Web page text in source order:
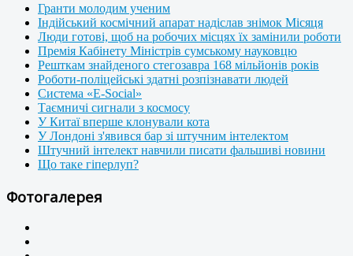
Гранти молодим ученим
Індійський космічний апарат надіслав знімок Місяця
Люди готові, щоб на робочих місцях їх замінили роботи
Премія Кабінету Міністрів сумському науковцю
Решткам знайденого стегозавра 168 мільйонів років
Роботи-поліцейські здатні розпізнавати людей
Система «E-Social»
Таємничі сигнали з космосу
У Китаї вперше клонували кота
У Лондоні з'явився бар зі штучним інтелектом
Штучний інтелект навчили писати фальшиві новини
Що таке гіперлуп?
Фотогалерея